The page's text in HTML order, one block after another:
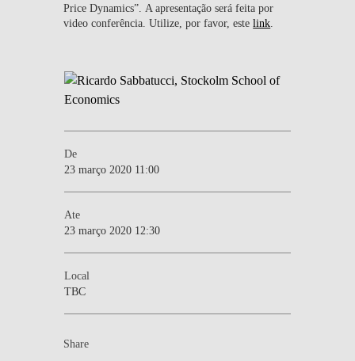
Price Dynamics”. A apresentação será feita por
video conferência. Utilize, por favor, estelink
De
23 março 2020 11:00
Ate
23 março 2020 12:30
Local
TBC
Share